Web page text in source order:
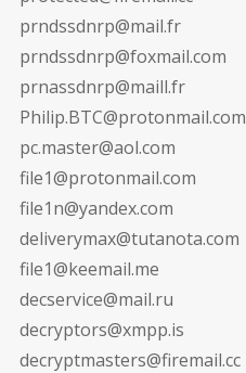
prndssdnrp@mail.fr
prndssdnrp@foxmail.com
prnassdnrp@maill.fr
Philip.BTC@protonmail.com
pc.master@aol.com
file1@protonmail.com
file1n@yandex.com
deliverymax@tutanota.com
file1@keemail.me
decservice@mail.ru
decryptors@xmpp.is
decryptmasters@firemail.cc